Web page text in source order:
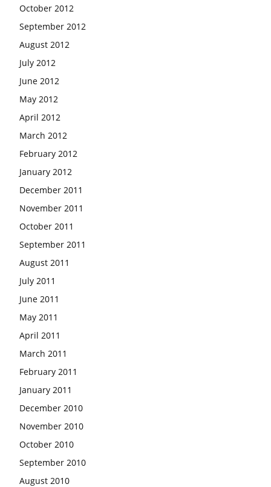
October 2012
September 2012
August 2012
July 2012
June 2012
May 2012
April 2012
March 2012
February 2012
January 2012
December 2011
November 2011
October 2011
September 2011
August 2011
July 2011
June 2011
May 2011
April 2011
March 2011
February 2011
January 2011
December 2010
November 2010
October 2010
September 2010
August 2010